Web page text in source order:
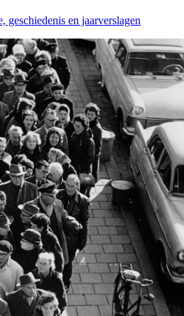
geschiedenis en jaarverslagen